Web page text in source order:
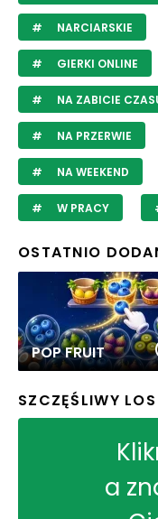
NARCIARSKIE
GIERKI ONLINE
NA ZABICIE
NA PRZERWIE
NA WEEKEND
W PRACY
OSTATNIO
POP FRUIT
SZCZĘŚLIWY LOS
a